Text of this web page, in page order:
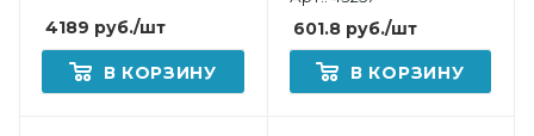
4189 руб./шт
В КОРЗИНУ
601.8руб./шт
В КОРЗИНУ